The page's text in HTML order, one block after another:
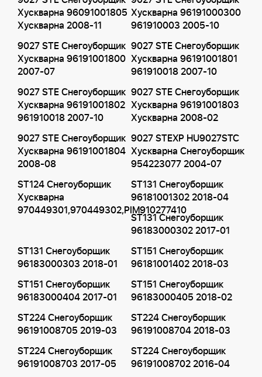
Хускварна 96091001805
Хускварна 2008-11
Хускварна 96191000300
961910003 2005-10
9027 STE Снегоуборщик
Хускварна 96191001800
2007-07
9027 STE Снегоуборщик
Хускварна 96191001801
961910018 2007-10
9027 STE Снегоуборщик
Хускварна 96191001802
961910018 2007-10
9027 STE Снегоуборщик
Хускварна 96191001803
Хускварна 2008-02
9027 STE Снегоуборщик
Хускварна 96191001804
2008-08
9027 STEXP HU9027STC
Хускварна Снегоуборщик
954223077 2004-07
ST124 Снегоуборщик
Хускварна
970449301,970449302,PIM910277410
ST131 Снегоуборщик
96181001302 2018-04
ST131 Снегоуборщик
96183000302 2017-01
ST131 Снегоуборщик
96183000303 2018-01
ST151 Снегоуборщик
96181001402 2018-03
ST151 Снегоуборщик
96183000404 2017-01
ST151 Снегоуборщик
96183000405 2018-02
ST224 Снегоуборщик
96191008705 2019-03
ST224 Снегоуборщик
96191008704 2018-03
ST224 Снегоуборщик
96191008703 2017-05
ST224 Снегоуборщик
96191008702 2016-04